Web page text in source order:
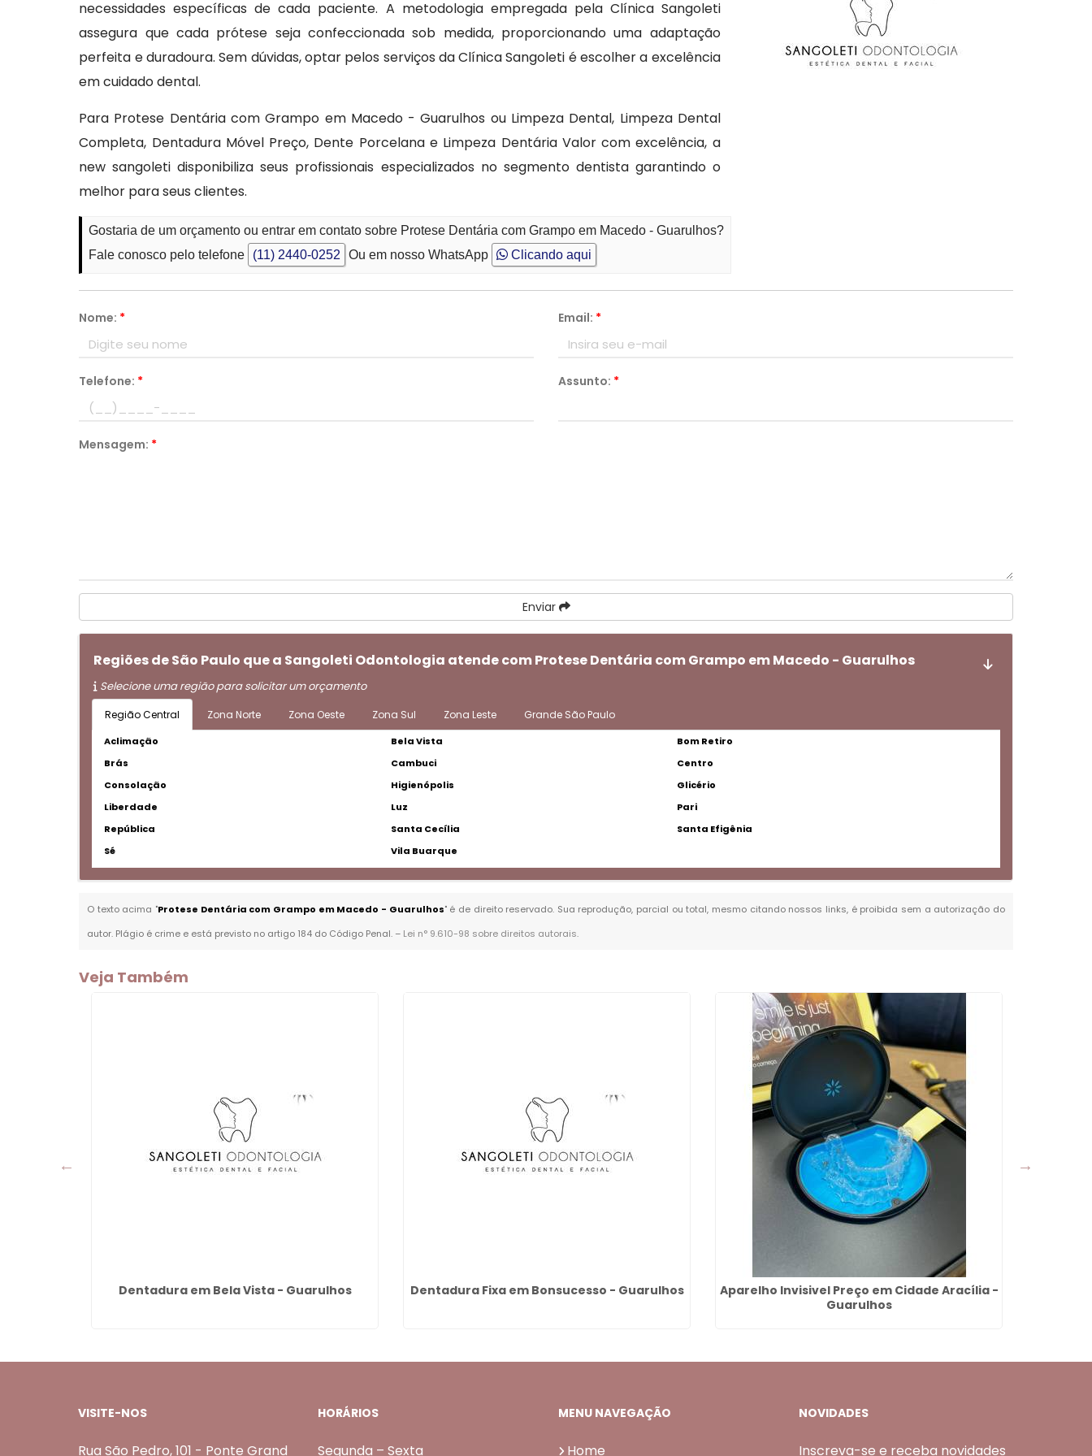
necessidades específicas de cada paciente. A metodologia empregada pela Clínica Sangoleti
assegura que cada prótese seja confeccionada sob medida, proporcionando uma adaptação
perfeita e duradoura. Sem dúvidas, optar pelos serviços da Clínica Sangoleti é escolher a excelência
em cuidado dental.
Para Protese Dentária com Grampo em Macedo - Guarulhos ou Limpeza Dental, Limpeza Dental
Completa, Dentadura Móvel Preço, Dente Porcelana e Limpeza Dentária Valor com excelência, a
new sangoleti disponibiliza seus profissionais especializados no segmento dentista garantindo o
melhor para seus clientes.
Gostaria de um orçamento ou entrar em contato sobre Protese Dentária com Grampo em Macedo - Guarulhos?
Fale conosco pelo telefone
(11) 2440-0252 Ou em nosso WhatsApp Clicando aqui
Nome: * Email: *
Telefone: * Assunto: *
Mensagem: *
Enviar
Regiões de São Paulo que a Sangoleti Odontologia atende com Protese Dentária com Grampo em Macedo - Guarulhos
Selecione uma região para solicitar um orçamento
Região Central Zona Norte Zona Oeste Zona Sul Zona Leste Grande São Paulo
Aclimação Bela Vista
Bom Retiro
Brás
Cambuci
Centro
Consolação
Higienópolis
Glicério
Liberdade
Luz
Pari
República
Santa Cecília
Santa Efigênia
Sé
Vila Buarque
O texto acima "Protese Dentária com Grampo em Macedo - Guarulhos" é de direito reservado. Sua reprodução, parcial ou total, mesmo citando nossos links, é proibida sem a autorização do
autor. Plágio é crime e está previsto no artigo 184 do Código Penal. – Lei n° 9.610-98 sobre direitos autorais.
Veja Também
Dentadura em Bela Vista - Guarulhos Dentadura Fixa em Bonsucesso - Guarulhos
Aparelho Invisivel Preço em Cidade Aracília -
Guarulhos
VISITE-NOS
Rua São Pedro, 101 - Ponte Grand
HORÁRIOS
Segunda – Sexta
MENU NAVEGAÇÃO
Home
NOVIDADES
Inscreva-se e receba novidades